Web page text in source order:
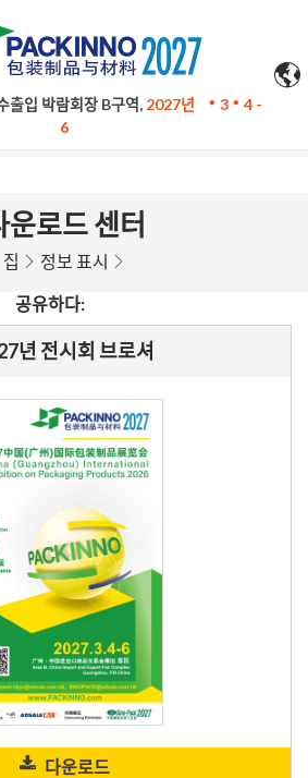
참고용일 뿐이며 정확하지 않을 수 있
사항은 원문을 참조하십시오.
출입 박람회장 B구역, 2027년 3
4 -
6
운로드 센터
집 정보 표시
공유하다:
년 전시회 브로셔
다운로드